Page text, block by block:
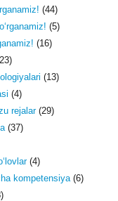
(44)
(5)
(16)
(13)
(4)
rejalar(29)
(37)
(4)
kompetensiya(6)